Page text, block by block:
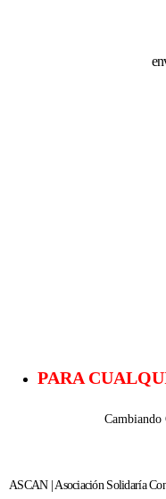
envios
ES33 0081
Código BIC/
Titular: Asociación
PARA
Cambiando
ASCAN | Asociación Solidaría